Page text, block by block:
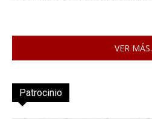
VER
Patrocinio